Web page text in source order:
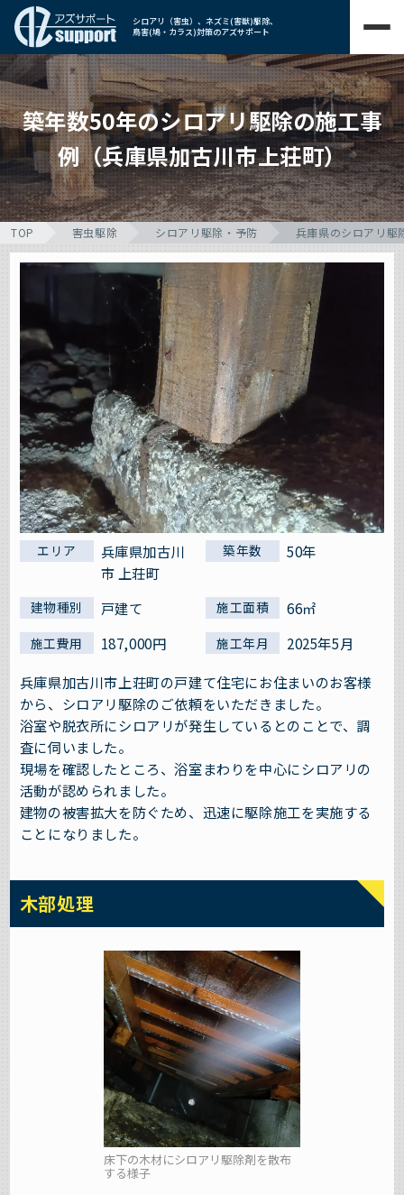
シロアリ（害虫）、ネズミ(害獣)駆除、
鳥害(鳩・カラス)対策のアズサポート
築年数50年のシロアリ駆除の施工事
例（兵庫県加古川市上荘町）
TOP 害虫駆除 シロアリ駆除・予防 兵庫県のシロアリ駆
エリア
兵庫県加古川
市 上荘町
築年数 50年
建物種別 戸建て 施工面積 66㎡
施工費用 187,000円 施工年月
2025年5月
兵庫県加古川市上荘町の戸建て住宅にお住まいのお客様
から、シロアリ駆除のご依頼をいただきました。
浴室や脱衣所にシロアリが発生しているとのことで、調
査に伺いました。
現場を確認したところ、浴室まわりを中心にシロアリの
活動が認められました。
建物の被害拡大を防ぐため、迅速に駆除施工を実施する
ことになりました。
木部処理
床下の木材にシロアリ駆除剤を散布
する様子